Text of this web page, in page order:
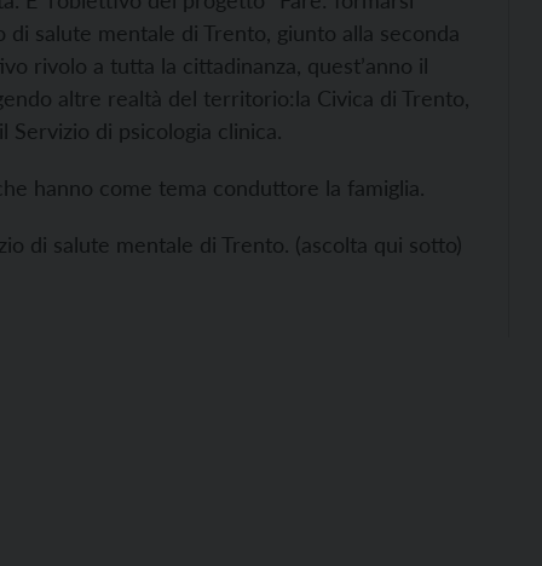
salute mentale di Trento, giunto alla seconda
rivolo a tutta la cittadinanza, quest’anno il
altre realtà del territorio:la Civica di Trento,
di psicologia clinica.
hanno come tema conduttore la famiglia.
di salute mentale di Trento. (ascolta qui sotto)